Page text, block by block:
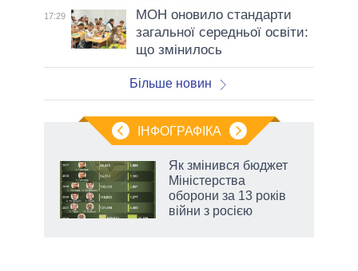
17:29
МОН оновило стандарти
загальної середньої освіти:
що змінилось
Більше новин
ІНФОГРАФІКА
Як змінився бюджет
Міністерства
оборони за 13 років
війни з росією